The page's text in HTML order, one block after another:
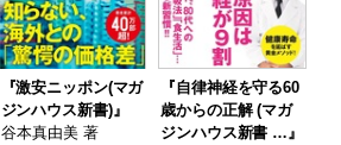
『激安ニッポン(マガ
ジンハウス新書)』
谷本真由美 著
『自律神経を守る60
歳からの正解 (マガ
ジンハウス新書 …』